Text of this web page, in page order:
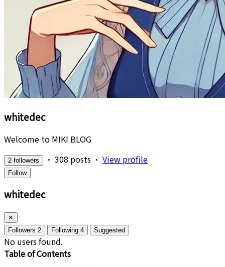
whitedec
Welcome to MIKI BLOG
2 followers • 308 posts • View profile
Follow
whitedec
✕
Followers 2 Following 4 Suggested
No users found.
Table of Contents